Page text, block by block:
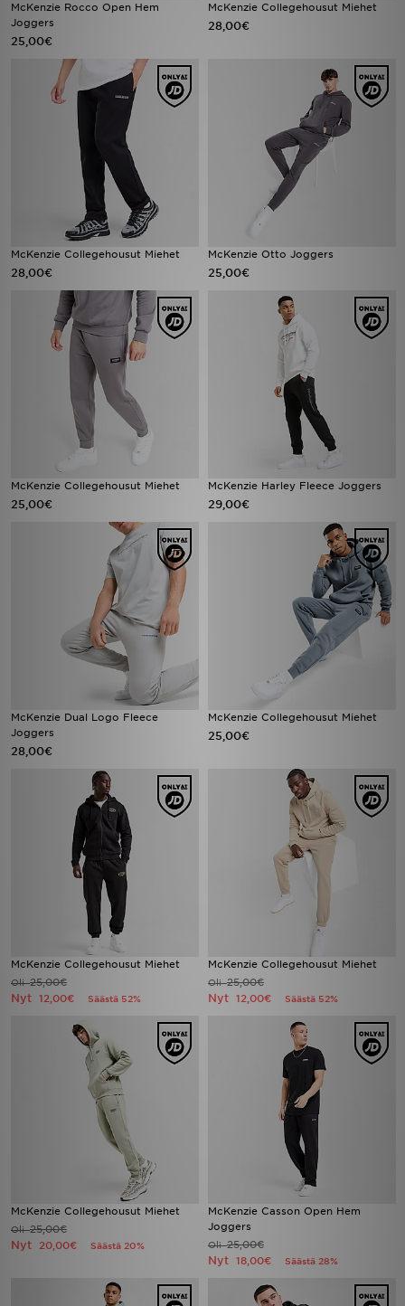
McKenzie Rocco Open Hem
Joggers
25,00€
McKenzie Collegehousut Miehet
28,00€
McKenzie Collegehousut Miehet
28,00€
McKenzie Otto Joggers
25,00€
McKenzie Collegehousut Miehet
25,00€
McKenzie Harley Fleece Joggers
29,00€
McKenzie Dual Logo Fleece
Joggers
28,00€
McKenzie Collegehousut Miehet
25,00€
McKenzie Collegehousut Miehet
Oli25,00€
Nyt 12,00€ Säästä 52%
McKenzie Collegehousut Miehet
Oli25,00€
Nyt 12,00€ Säästä 52%
McKenzie Collegehousut Miehet
Oli25,00€
Nyt 20,00€ Säästä 20%
McKenzie Casson Open Hem
Joggers
Oli25,00€
Nyt 18,00€ Säästä 28%